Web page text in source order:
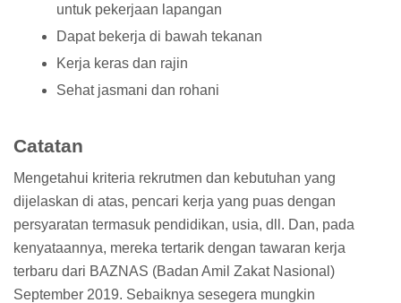
untuk pekerjaan lapangan
Dapat bekerja di bawah tekanan
Kerja keras dan rajin
Sehat jasmani dan rohani
Catatan
Mengetahui kriteria rekrutmen dan kebutuhan yang
dijelaskan di atas, pencari kerja yang puas dengan
persyaratan termasuk pendidikan, usia, dll. Dan, pada
kenyataannya, mereka tertarik dengan tawaran kerja
terbaru dari BAZNAS (Badan Amil Zakat Nasional)
September 2019. Sebaiknya sesegera mungkin